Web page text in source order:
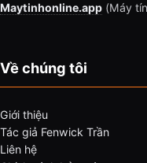
Maytinhonline.app (Máy
Về chúng tôi
Giới thiệu
Tác giả Fenwick Trần
Liên hệ